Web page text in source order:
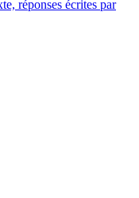
réponses écrites par